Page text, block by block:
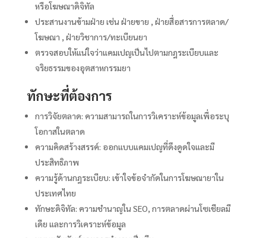
หรือโฆษณาดิจิทัล
ประสานงานข้ามฝ่าย เช่น ฝ่ายขาย , ฝ่ายสื่อสารการตลาด/
โฆษณา , ฝ่ายวิชาการ/ทะเบียนยา
ตรวจสอบให้แน่ใจว่าแคมเปญเป็นไปตามกฎระเบียบและ
จริยธรรมของอุตสาหกรรมยา
ทักษะที่ต้องการ
การวิจัยตลาด: ความสามารถในการวิเคราะห์ข้อมูลเพื่อระบุ
โอกาสในตลาด
ความคิดสร้างสรรค์: ออกแบบแคมเปญที่ดึงดูดใจและมี
ประสิทธิภาพ
ความรู้ด้านกฎระเบียบ: เข้าใจข้อจำกัดในการโฆษณายาใน
ประเทศไทย
ทักษะดิจิทัล: ความชำนาญใน SEO, การตลาดผ่านโซเชียลมี
เดีย และการวิเคราะห์ข้อมูล